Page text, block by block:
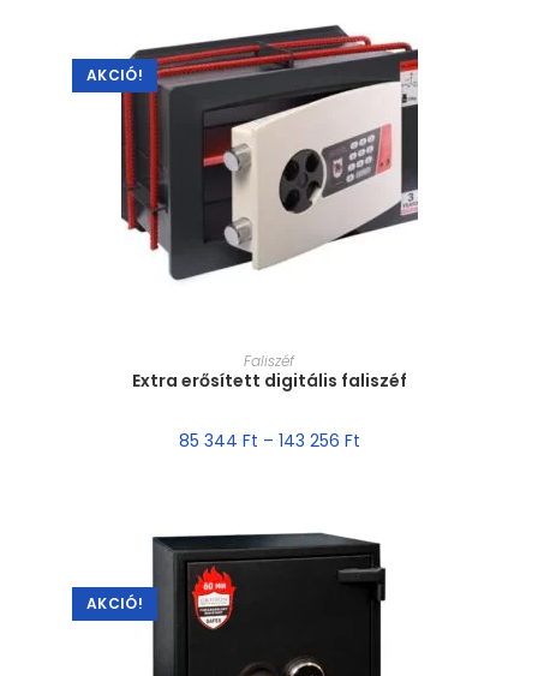
AKCIÓ!
MÉRET VÁLASZTÁSA
Faliszéf
Extra erősített digitális faliszéf
85 344 Ft – 143 256 Ft
AKCIÓ!